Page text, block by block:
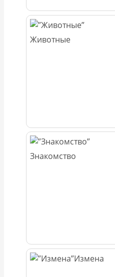
Животные
Знакомство
Измена